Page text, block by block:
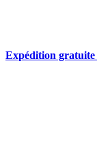
Expédition gratuite